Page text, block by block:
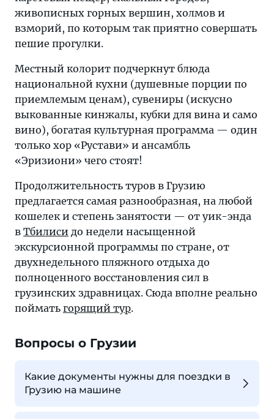
живописных горных вершин, холмов и
взморий, по которым так приятно совершать
пешие прогулки.
Местный колорит подчеркнут блюда
национальной кухни (душевные порции по
приемлемым ценам), сувениры (искусно
выкованные кинжалы, кубки для вина и само
вино), богатая культурная программа — один
только хор «Рустави» и ансамбль
«Эризиони» чего стоят!
Продолжительность туров в Грузию
предлагается самая разнообразная, на любой
кошелек и степень занятости — от уик-энда
в Тбилиси до недели насыщенной
экскурсионной программы по стране, от
двухнедельного пляжного отдыха до
полноценного восстановления сил в
грузинских здравницах. Сюда вполне реально
поймать горящий тур.
Вопросы о Грузии
Какие документы нужны для поездки в
Грузию на машине